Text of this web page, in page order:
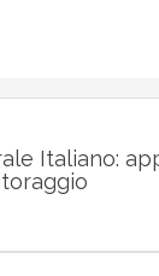
Italiano: